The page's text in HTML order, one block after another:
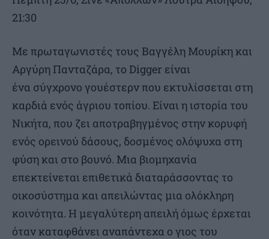
21:30
Με πρωταγωνιστές τους Βαγγέλη Μουρίκη και
Αργύρη Πανταζάρα, το Digger είναι
ένα σύγχρονο γουέστερν που εκτυλίσσεται στη
καρδιά ενός άγριου τοπίου. Είναι η ιστορία του
Νικήτα, που ζει αποτραβηγμένος στην κορυφή
ενός ορεινού δάσους, δοσμένος ολόψυχα στη
φύση και στο βουνό. Μια βιομηχανία
επεκτείνεται επιθετικά διαταράσσοντας το
οικοσύστημα και απειλώντας μια ολόκληρη
κοινότητα. Η μεγαλύτερη απειλή όμως έρχεται
όταν καταφθάνει αναπάντεχα ο γιος του